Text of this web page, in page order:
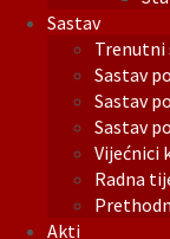
Sastav
Trenutni
Sastav
Sastav
Sastav
Vijećnici
Radna
Akti